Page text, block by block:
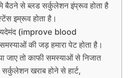
बैठने से ब्लड सर्कुलेशन इंप्रूव होता है
इम्रूव होता है।
(improve blood
की जड़ हमारा पेट होता है।
जाए तो काफी समस्याओं से निजात
खराब होने से हार्ट,